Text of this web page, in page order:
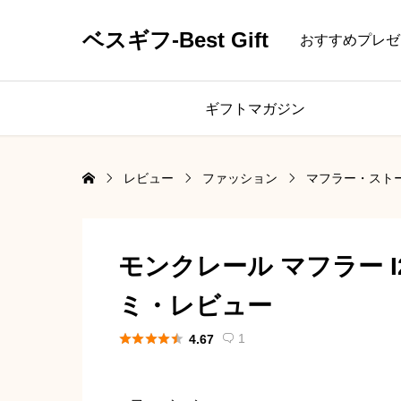
ベスギフ-Best Gift おすすめプレ
ギフトマガジン
レビュー ファッション マフラー・スト
モンクレール マフラー
ミ・レビュー
 4.67  1